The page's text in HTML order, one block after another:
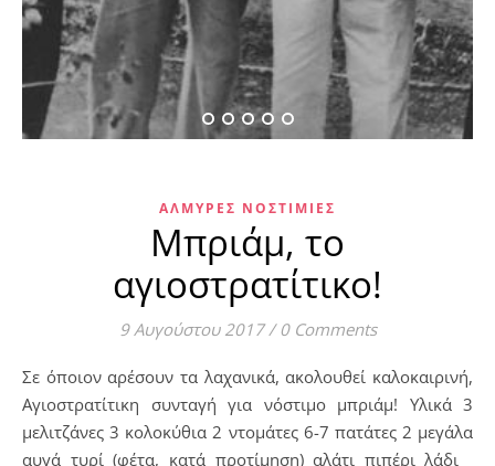
ΑΛΜΥΡΈΣ ΝΟΣΤΙΜΙΈΣ
Μπριάμ, το
αγιοστρατίτικο!
9 Αυγούστου 2017 / 0 Comments
Σε όποιον αρέσουν τα λαχανικά, ακολουθεί καλοκαιρινή,
Αγιοστρατίτικη συνταγή για νόστιμο μπριάμ! Υλικά 3
μελιτζάνες 3 κολοκύθια 2 ντομάτες 6-7 πατάτες 2 μεγάλα
αυγά τυρί (φέτα, κατά προτίμηση) αλάτι πιπέρι λάδι